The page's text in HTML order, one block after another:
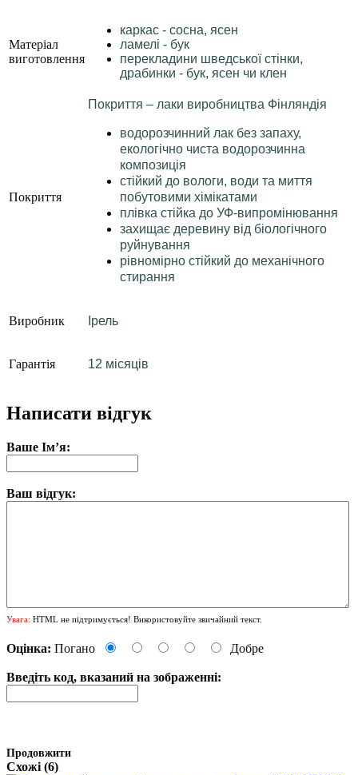
Матеріал
виготовлення
каркас - сосна, ясен
ламелі - бук
перекладини шведської стінки,
драбинки - бук, ясен чи клен
Покриття
Покриття – лаки виробництва Фінляндія
водорозчинний лак без запаху,
екологічно чиста водорозчинна
композиція
стійкий до вологи, води та миття
побутовими хімікатами
плівка стійка до УФ-випромінювання
захищає деревину від біологічного
руйнування
рівномірно стійкий до механічного
стирання
Виробник Ірель
Гарантія 12 місяців
Написати відгук
Ваше Ім’я:
Ваш відгук:
Увага: HTML не підтримується! Використовуйте звичайний текст.
Оцінка: Погано Добре
Введіть код, вказаний на зображенні:
Продовжити
Схожі (6)